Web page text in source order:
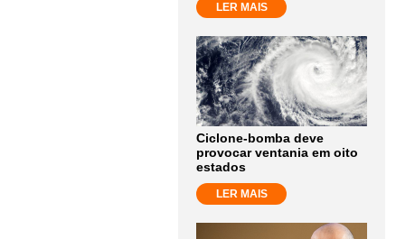
LER MAIS
Ciclone-bomba deve
provocar ventania em oito
estados
LER MAIS